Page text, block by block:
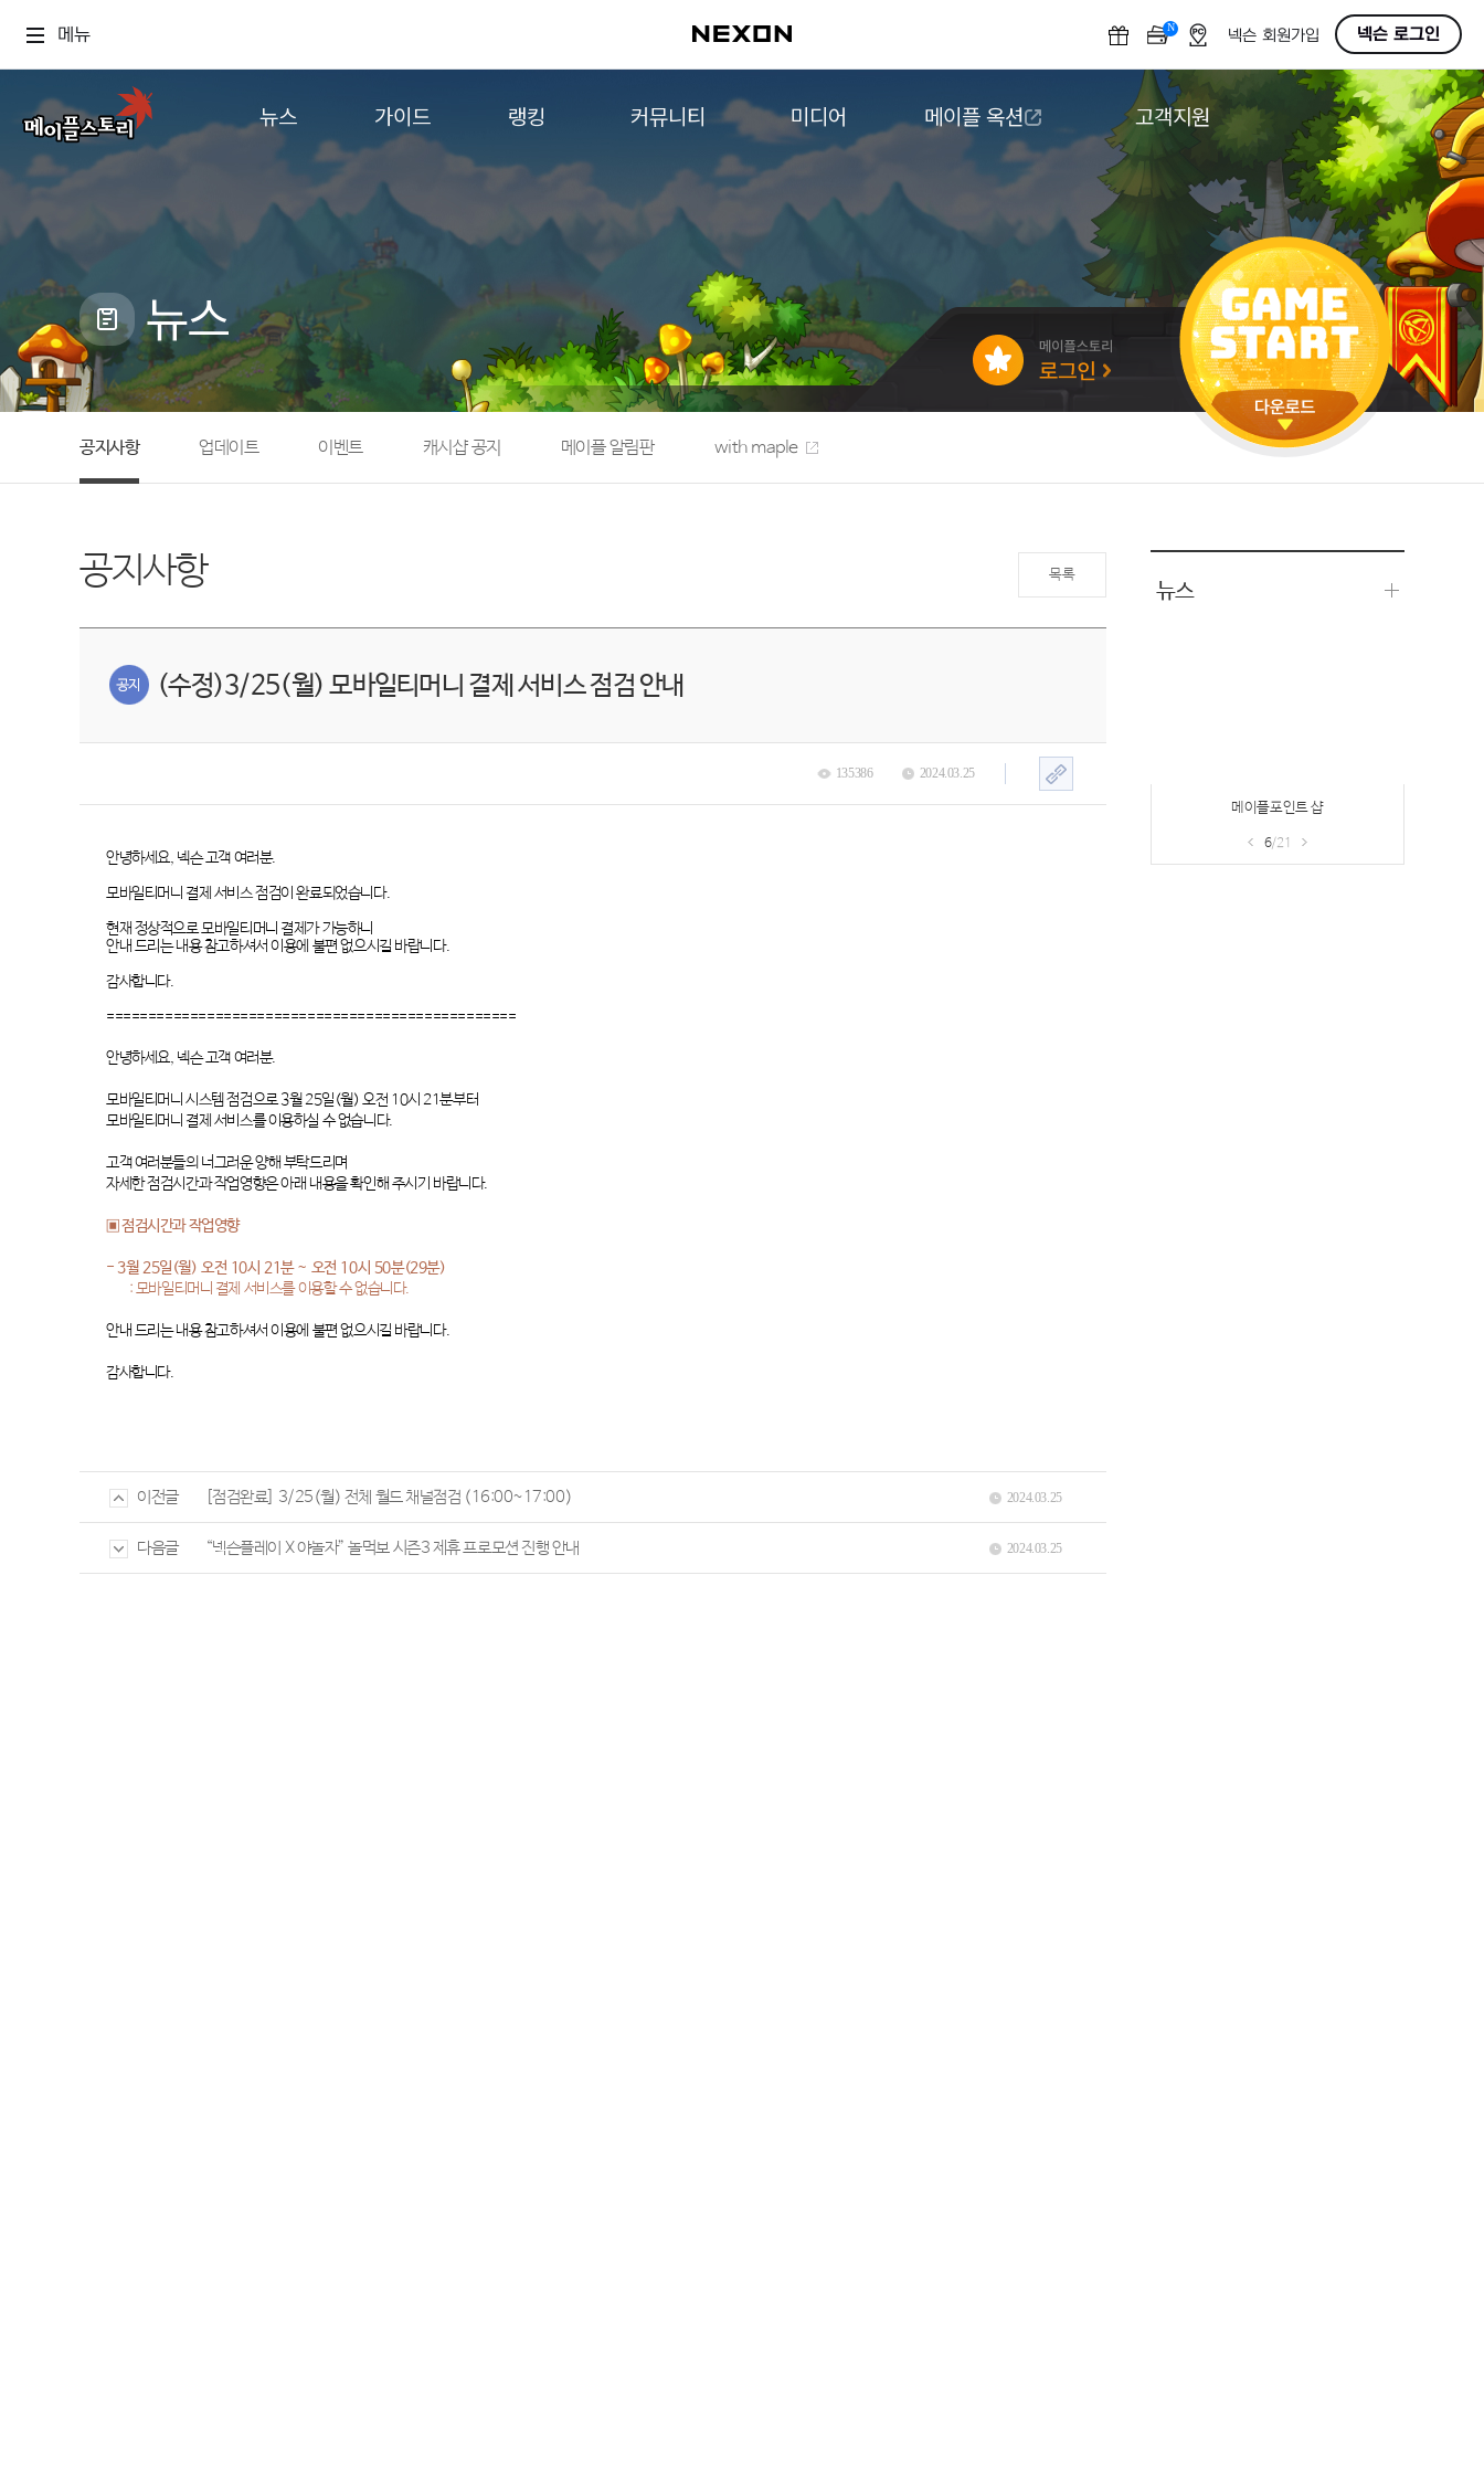
메뉴 N OFF넥슨 회원가입 넥슨 로그인
뉴스
공지사항
업데이트
캐시샵 공지
메이플 알림판
with maple
가이드
게임정보
직업소개
확률형 아이템
NEXON NOW
랭킹
컨텐츠 랭킹
커뮤니티
자유게시판
메이플 아트
메이플스토리 파트너스
AI Style Finder
미니게임
커뮤니티 아카이브
미디어
영상
메이플 옥션 고객지원
도움말/1:1문의
버그악용/불법프로그램 신고
게임 접근성
뉴스
공지사항 업데이트 이벤트 캐시샵 공지 메이플 알림판 with maple
공지사항 목록
(수정)3/25(월) 모바일티머니 결제 서비스 점검 안내
135386 2024.03.25
안녕하세요, 넥슨 고객 여러분.
모바일티머니 결제 서비스 점검이 완료되었습니다.
현재 정상적으로 모바일티머니 결제가 가능하니
안내 드리는 내용 참고하셔서 이용에 불편 없으시길 바랍니다.
감사합니다.
=================================================
안녕하세요, 넥슨 고객 여러분.
모바일티머니 시스템 점검으로3월25일(월)오전 10시21분부터
모바일티머니 결제 서비스를 이용하실 수 없습니다.
고객 여러분들의 너그러운 양해 부탁드리며
자세한 점검시간과 작업영향은 아래 내용을 확인해 주시기 바랍니다.
▣ 점검시간과 작업영향
- 3월 25일(월)오전 10시 21분~ 오전 10시 50분(29분)
:모바일티머니 결제 서비스를 이용할 수 없습니다.
안내 드리는 내용 참고하셔서 이용에 불편 없으시길 바랍니다.
감사합니다.
이전글 [점검완료] 3/25(월) 전체 월드 채널점검 (16:00~17:00) 2024.03.25
다음글 “넥슨플레이 X 야놀자” 놀먹보 시즌3 제휴 프로모션 진행 안내 2024.03.25
뉴스
메이플포인트 샵
6/21